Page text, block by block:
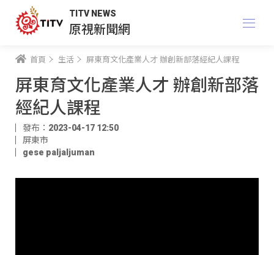
TITV NEWS
原視新聞網
首頁 生活 屏東育文化產業人才 辦創新部落經紀人課程
屏東育文化產業人才 辦創新部落
經紀人課程
發布：2023-04-17 12:50
屏東市
gese paljaljuman